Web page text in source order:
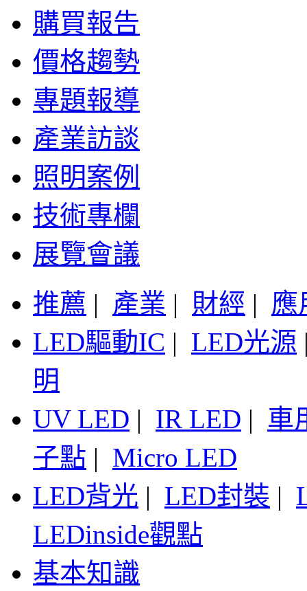
購買報告
價格趨勢
專題報導
產業訪談
照明案例
技術專欄
展覽會議
推薦 | 產業 | 財經 | 應
LED驅動IC | LED光源
明
UV LED | IR LED | 車
子點 | Micro LED
LED背光 | LED封裝 |
LEDinside觀點
基本知識